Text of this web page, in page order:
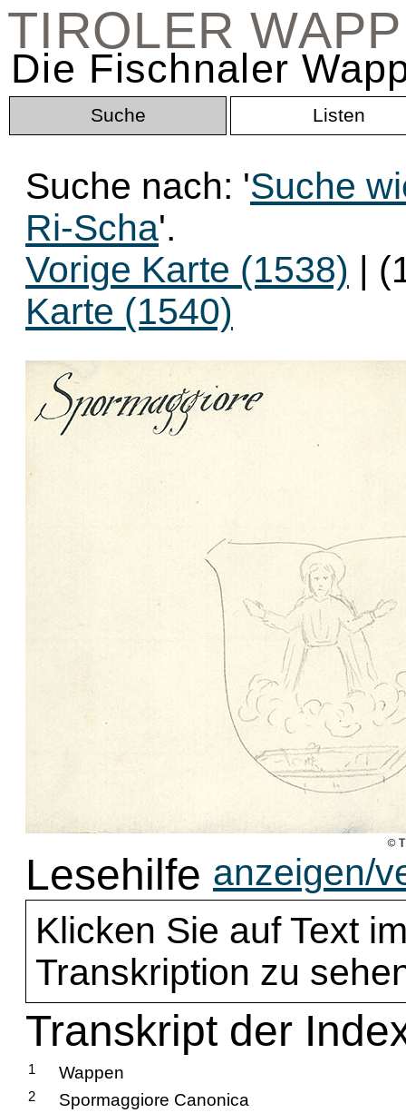
TIROLER
Die Fischnaler
Suche Listen
Suche nach: 'Suche
Ri-Scha'.
Vorige Karte (1538) |
Karte (1540)
Lesehilfe anzeigen/
Klicken Sie auf Text
Transkription zu
Transkript der
1 Wappen
2 Spormaggiore Canonica